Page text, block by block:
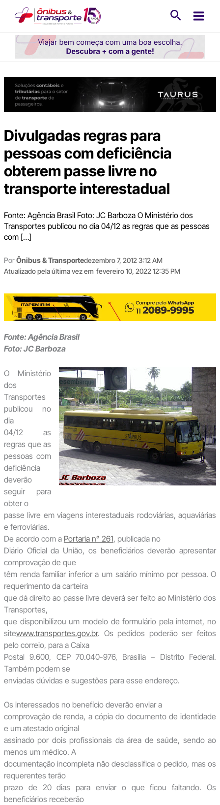
conteúdo
Divulgadas regras para
pessoas com deficiência
obterem passe livre no
transporte interestadual
Fonte: Agência Brasil Foto: JC Barboza O Ministério dos
Transportes publicou no dia 04/12 as regras que as pessoas
com […]
PorÔnibus & Transportedezembro 7, 2012 3:12 AM
Atualizado pela última vez em fevereiro 10, 2022 12:35 PM
Fonte: Agência Brasil
Foto: JC Barboza
O Ministério
dos
Transportes
publicou no
dia
04/12 as
regras que as
pessoas com
deficiência
deverão
seguir para
obter o
passe livre em viagens interestaduais rodoviárias, aquaviárias
e ferroviárias.
De acordo com a Portaria n° 261, publicada no
Diário Oficial da União, os beneficiários deverão apresentar
comprovação de que
têm renda familiar inferior a um salário mínimo por pessoa. O
requerimento da carteira
que dá direito ao passe livre deverá ser feito ao Ministério dos
Transportes,
que disponibilizou um modelo de formulário pela internet, no
sitewww.transportes.gov.br. Os pedidos poderão ser feitos
pelo correio, para a Caixa
Postal 9.600, CEP 70.040-976, Brasília – Distrito Federal.
Também podem se
enviadas dúvidas e sugestões para esse endereço.
Os interessados no benefício deverão enviar a
comprovação de renda, a cópia do documento de identidade
e um atestado original
assinado por dois profissionais da área de saúde, sendo ao
menos um médico. A
documentação incompleta não desclassifica o pedido, mas os
requerentes terão
prazo de 20 dias para enviar o que ficou faltando. Os
beneficiários receberão